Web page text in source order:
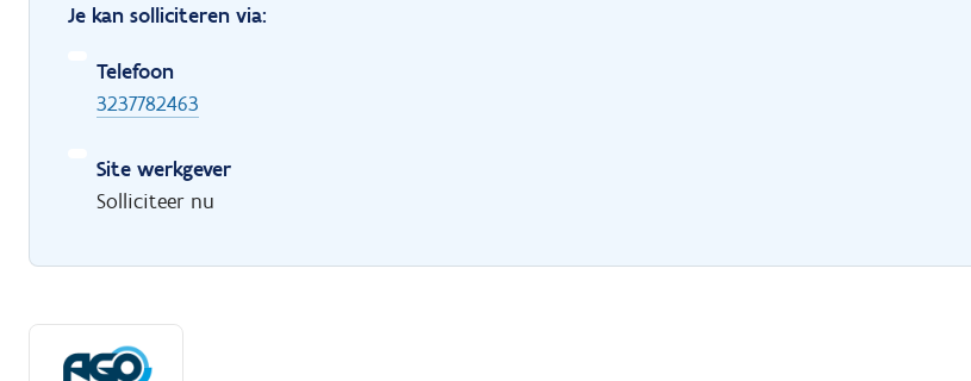
Je kan solliciteren via:
Telefoon
3237782463
Site werkgever
Solliciteer nu